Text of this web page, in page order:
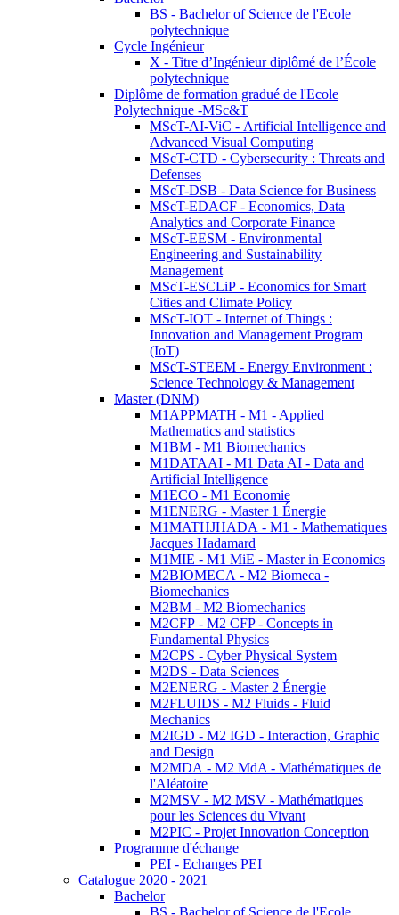
BS - Bachelor of Science de l'Ecole
polytechnique
Cycle Ingénieur
X - Titre d’Ingénieur diplômé de l’École
polytechnique
Diplôme de formation gradué de l'Ecole
Polytechnique -MSc&T
MScT-AI-ViC - Artificial Intelligence and
Advanced Visual Computing
MScT-CTD - Cybersecurity : Threats and
Defenses
MScT-DSB - Data Science for Business
MScT-EDACF - Economics, Data
Analytics and Corporate Finance
MScT-EESM - Environmental
Engineering and Sustainability
Management
MScT-ESCLiP - Economics for Smart
Cities and Climate Policy
MScT-IOT - Internet of Things :
Innovation and Management Program
(IoT)
MScT-STEEM - Energy Environment :
Science Technology & Management
Master (DNM)
M1APPMATH - M1 - Applied
Mathematics and statistics
M1BM - M1 Biomechanics
M1DATAAI - M1 Data AI - Data and
Artificial Intelligence
M1ECO - M1 Economie
M1ENERG - Master 1 Énergie
M1MATHJHADA - M1 - Mathematiques
Jacques Hadamard
M1MIE - M1 MiE - Master in Economics
M2BIOMECA - M2 Biomeca -
Biomechanics
M2BM - M2 Biomechanics
M2CFP - M2 CFP - Concepts in
Fundamental Physics
M2CPS - Cyber Physical System
M2DS - Data Sciences
M2ENERG - Master 2 Énergie
M2FLUIDS - M2 Fluids - Fluid
Mechanics
M2IGD - M2 IGD - Interaction, Graphic
and Design
M2MDA - M2 MdA - Mathématiques de
l'Aléatoire
M2MSV - M2 MSV - Mathématiques
pour les Sciences du Vivant
M2PIC - Projet Innovation Conception
Programme d'échange
PEI - Echanges PEI
Catalogue 2020 - 2021
Bachelor
BS - Bachelor of Science de l'Ecole